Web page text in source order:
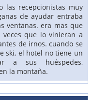
las recepcionistas muy
de ayudar entraba
ventanas. era mas que
que lo vinieran a
de irnos. cuando se
ski, el hotel no tiene un
a sus huéspedes,
la montaña.